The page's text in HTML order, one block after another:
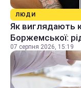
ЛЮДИ
Як виглядають
Боржемської:
07 серпня 2026, 15:19